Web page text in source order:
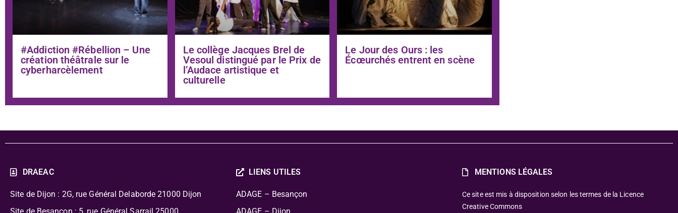
#Addiction #Rébellion – Une
création théâtrale sur le
cyberharcèlement
Le collège Jacques Brel de
Vesoul distingué par le Prix de
l’Audace artistique et
culturelle
Le Jour des Ours : les
Écœurchés entrent en scène
DRAEAC
Site de Dijon : 2G, rue Général Delaborde 21000 Dijon
LIENS UTILES
ADAGE – Besançon
MENTIONS LÉGALES
Ce site est mis à disposition selon les termes de la Licence
Creative Commons